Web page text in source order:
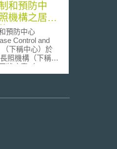
和預防中
機構之居民
預防中心
Control and
下稱中心）於
照機構（下稱機
狀病毒（COVID-
苗之重要措施。
確保符合各族群